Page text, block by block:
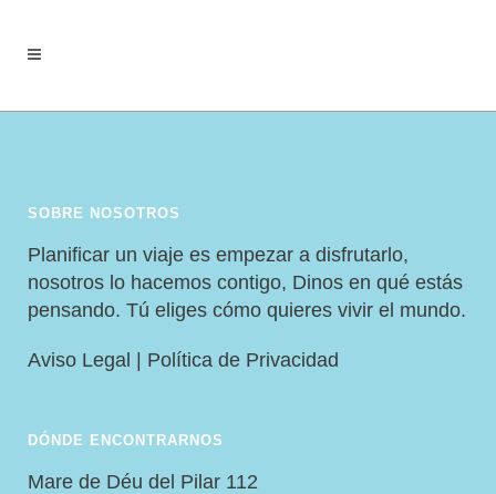
SOBRE NOSOTROS
Planificar un viaje es empezar a disfrutarlo,
nosotros lo hacemos contigo, Dinos en qué estás
pensando. Tú eliges cómo quieres vivir el mundo.
Aviso Legal Política de Privacidad
DÓNDE ENCONTRARNOS
Mare de Déu del Pilar 112